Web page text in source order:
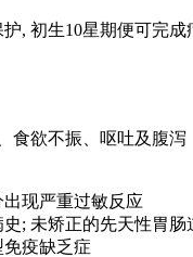
, 初生10星期便可完成
食欲不振、呕吐及腹泻
现严重过敏反应
; 未矫正的先天性胃肠
疫缺乏症